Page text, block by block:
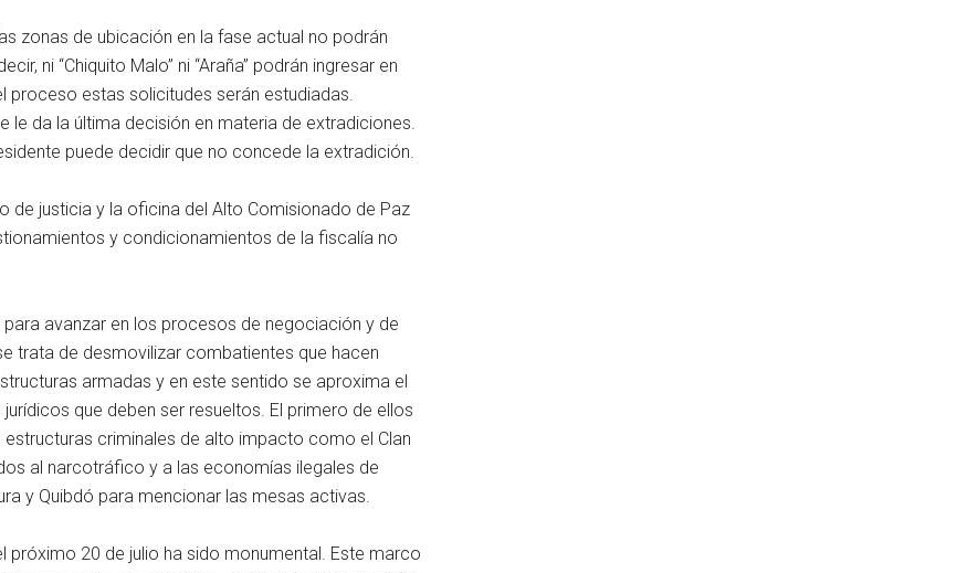
zonas de ubicación en la fase actual no podrán
ni “Chiquito Malo” ni “Araña” podrán ingresar en
proceso estas solicitudes serán estudiadas.
le da la última decisión en materia de extradiciones.
puede decidir que no concede la extradición.
de justicia y la oficina del Alto Comisionado de Paz
y condicionamientos de la fiscalía no
avanzar en los procesos de negociación y de
trata de desmovilizar combatientes que hacen
armadas y en este sentido se aproxima el
que deben ser resueltos. El primero de ellos
criminales de alto impacto como el Clan
al narcotráfico y a las economías ilegales de
y Quibdó para mencionar las mesas activas.
próximo 20 de julio ha sido monumental. Este marco